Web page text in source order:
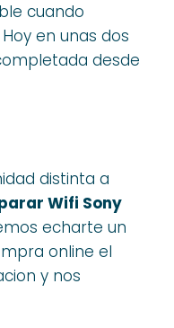
cuando
en unas dos
desde
distinta a
Wifi Sony
echarte un
online el
y nos